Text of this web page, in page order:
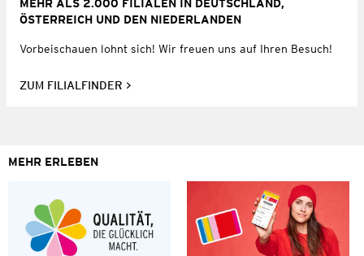
MEHR ALS 2.000 FILIALEN IN DEUTSCHLAND,
ÖSTERREICH UND DEN NIEDERLANDEN
Vorbeischauen lohnt sich! Wir freuen uns auf Ihren Besuch!
ZUM FILIALFINDER
MEHR ERLEBEN